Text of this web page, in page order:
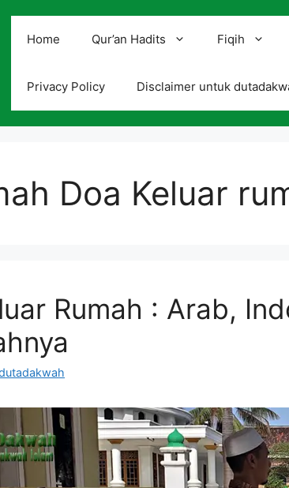
Home Qur’an Hadits Fiqih
Privacy Policy Disclaimer untuk
Doa Keluar
Rumah : Arab,